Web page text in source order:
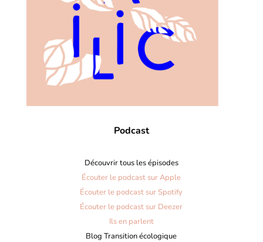
Podcast
Découvrir tous les épisodes
Écouter le podcast sur Apple
Écouter le podcast sur Spotify
Écouter le podcast sur Deezer
Ils en parlent
Blog Transition écologique